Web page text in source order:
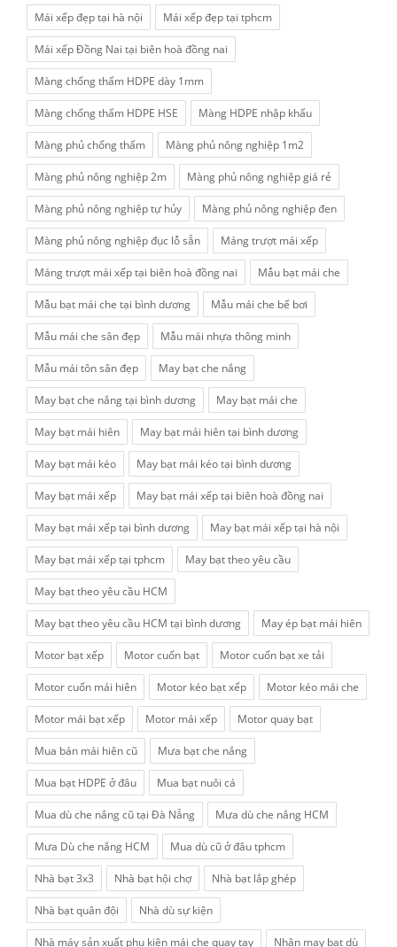
Mái xếp đẹp tại hà nội Mái xếp đẹp tại tphcm
Mái xếp Đồng Nai tại biên hoà đồng nai
Màng chống thấm HDPE dày 1mm
Màng chống thấm HDPE HSE Màng HDPE nhập khẩu
Màng phủ chống thấm Màng phủ nông nghiệp 1m2
Màng phủ nông nghiệp 2m Màng phủ nông nghiệp giá rẻ
Màng phủ nông nghiệp tự hủy Màng phủ nông nghiệp đen
Màng phủ nông nghiệp đục lỗ sẵn Máng trượt mái xếp
Máng trượt mái xếp tại biên hoà đồng nai Mẫu bạt mái che
Mẫu bạt mái che tại bình dương Mẫu mái che bể bơi
Mẫu mái che sân đẹp Mẫu mái nhựa thông minh
Mẫu mái tôn sân đẹp May bạt che nắng
May bạt che nắng tại bình dương May bạt mái che
May bạt mái hiên May bạt mái hiên tại bình dương
May bạt mái kéo May bạt mái kéo tại bình dương
May bạt mái xếp May bạt mái xếp tại biên hoà đồng nai
May bạt mái xếp tại bình dương May bạt mái xếp tại hà nội
May bạt mái xếp tại tphcm May bạt theo yêu cầu
May bạt theo yêu cầu HCM
May bạt theo yêu cầu HCM tại bình dương May ép bạt mái hiên
Motor bạt xếp Motor cuốn bạt Motor cuốn bạt xe tải
Motor cuốn mái hiên Motor kéo bạt xếp Motor kéo mái che
Motor mái bạt xếp Motor mái xếp Motor quay bạt
Mua bán mái hiên cũ Mưa bạt che nắng
Mua bạt HDPE ở đâu Mua bạt nuôi cá
Mua dù che nắng cũ tại Đà Nẵng Mưa dù che nắng HCM
Mưa Dù che nắng HCM Mua dù cũ ở đâu tphcm
Nhà bạt 3x3 Nhà bạt hội chợ Nhà bạt lắp ghép
Nhà bạt quân đội Nhà dù sự kiện
Nhà máy sản xuất phụ kiện mái che quay tay Nhận may bạt dù